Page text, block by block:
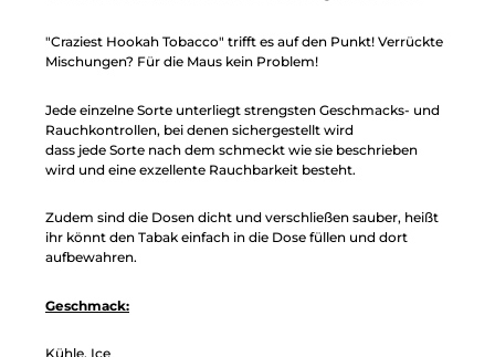
"Craziest Hookah Tobacco" trifft es auf den Punkt! Verrückte
Mischungen? Für die Maus kein Problem!
Jede einzelne Sorte unterliegt strengsten Geschmacks- und
Rauchkontrollen, bei denen sichergestellt wird
dass jede Sorte nach dem schmeckt wie sie beschrieben
wird und eine exzellente Rauchbarkeit besteht.
Zudem sind die Dosen dicht und verschließen sauber, heißt
ihr könnt den Tabak einfach in die Dose füllen und dort
aufbewahren.
Geschmack:
Kühle, Ice